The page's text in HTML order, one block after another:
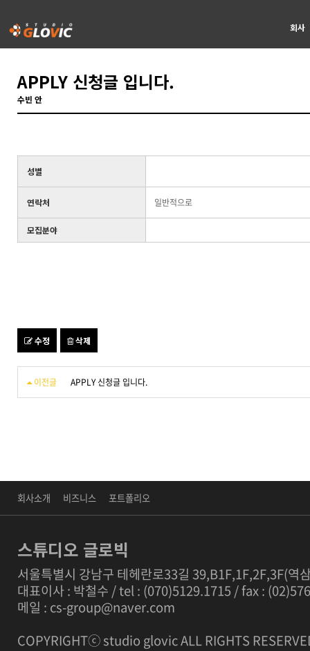
회사
APPLY 신청글 입니다.
수빈 안
성별
연락처 일반적으로
모집분야
수정 삭제
이전글 APPLY 신청글 입니다.
회사소개 비즈니스 포트폴리오
스튜디오 글로빅
서울특별시 강남구 테헤란로33길 39,B1F,1F,2F,3F(역
대표이사 : 박철수 / tel : (070)5129.1715 / fax :
메일 : cs-group@naver.com
COPYRIGHTⓒ studio glovic ALL RIGHTS